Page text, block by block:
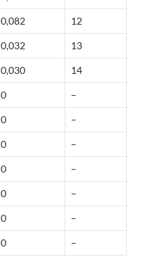
0,082 12
0,032 13
0,030 14
0 –
0 –
0 –
0 –
0 –
0 –
0 –